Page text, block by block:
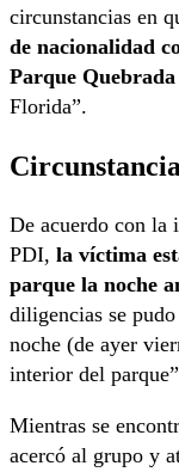
circunstancias en
de nacionalidad
Parque
Florida”.
De acuerdo con la
PDI, la víctima
parque la noche
diligencias se
noche (de ayer
interior del
Mientras se
acercó al grupo y